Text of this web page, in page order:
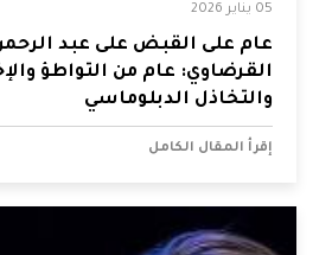
05 يناير 2026
عام على القبض على عبد
القرضاوي: عام من التواطؤ
والتخاذل الدبلوماسي
إقرأ المقال الكامل